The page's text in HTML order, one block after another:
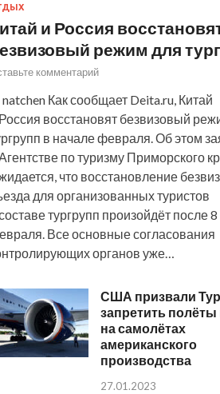
и Россия
режим для
комментарий
Как сообщает Deita.ru, Китай
восстановят безвизовый
в начале февраля. Об этом
по туризму Приморского
что восстановление
для организованных туристов
тургрупп произойдёт после 8
Все основные согласования
органов уже…
США призвали
запретить
на самолётах
американского
производства
27.01.2023